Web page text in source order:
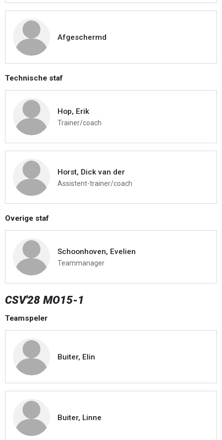
Afgeschermd
Technische staf
Hop, Erik
Trainer/coach
Horst, Dick van der
Assistent-trainer/coach
Overige staf
Schoonhoven, Evelien
Teammanager
CSV'28 MO15-1
Teamspeler
Buiter, Elin
Buiter, Linne